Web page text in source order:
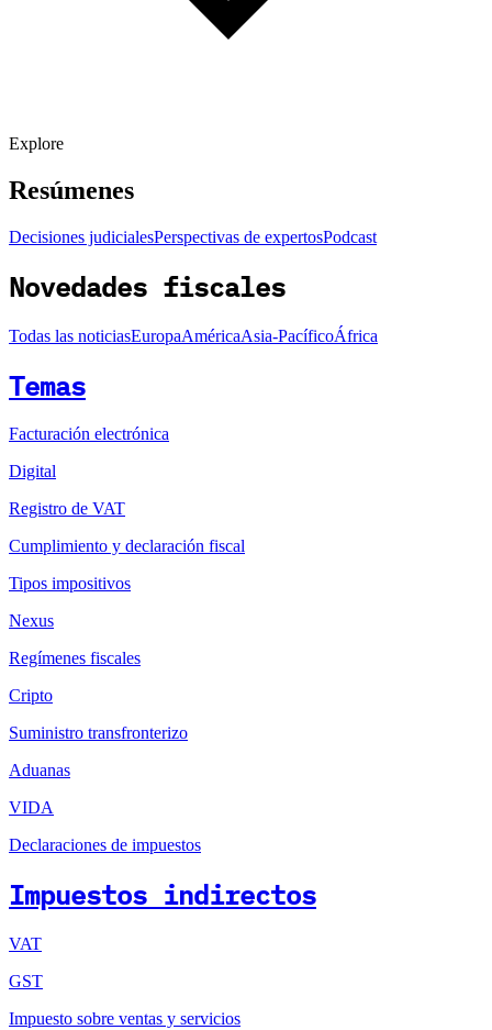
Explore
Resúmenes
Decisiones judicialesPerspectivas de expertosPodcast
Novedades fiscales
Todas las noticiasEuropaAméricaAsia-PacíficoÁfrica
Temas
Facturación electrónica
Digital
Registro de VAT
Cumplimiento y declaración fiscal
Tipos impositivos
Nexus
Regímenes fiscales
Cripto
Suministro transfronterizo
Aduanas
VIDA
Declaraciones de impuestos
Impuestos indirectos
VAT
GST
Impuesto sobre ventas y servicios